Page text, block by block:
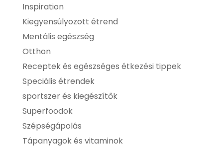
Inspiration
Kiegyensúlyozott étrend
Mentális egészség
Otthon
Receptek és egészséges étkezési tippek
Speciális étrendek
sportszer és kiegészítők
Superfoodok
Szépségápolás
Tápanyagok és vitaminok